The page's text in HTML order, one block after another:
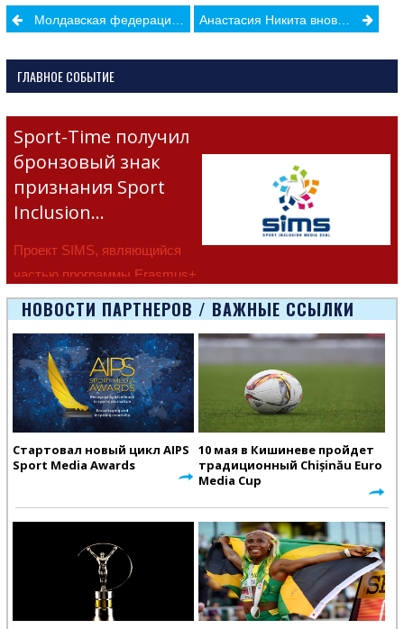
PostМолдавская федерация футбола удостоилась специальной премии УЕФА Анастасия Никита вновь стала чемпионкой Европы по борьбе
ГЛАВНОЕ СОБЫТИЕ
Sport-Time получил
бронзовый знак
признания Sport
Inclusion…
Проект SIMS, являющийся
частью программы Erasmus+
Европейско
НОВОСТИ ПАРТНЕРОВ / ВАЖНЫЕ ССЫЛКИ
Стартовал новый цикл AIPS
Sport Media Awards
10 мая в Кишиневе пройдет
традиционный Chișinău Euro
Media Cup